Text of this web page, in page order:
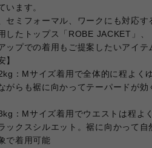
います。
セミフォーマル、ワークにも対応す
したトップス「ROBE JACKET」
ップでの着用もご提案したいアイテ
】
：Mサイズ着用で全体的に程よく
がらも裾に向かってテーパードが
：Mサイズ着用でウエストは程よ
ックスシルエット。裾に向かって
で着用可能